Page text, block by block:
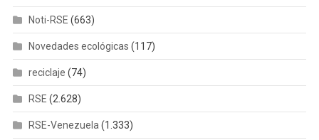
Noti-RSE (663)
Novedades ecológicas (117)
reciclaje (74)
RSE (2.628)
RSE-Venezuela (1.333)